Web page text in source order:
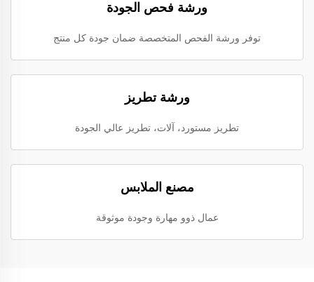
ورشة فحص الجودة
توفر ورشة الفحص المتخصصة ضمان جودة كل منتج
ورشة تطريز
تطريز مستورد، آلات، تطريز عالي الجودة
مصنع الملابس
عمال ذوو مهارة وجودة موثوقة